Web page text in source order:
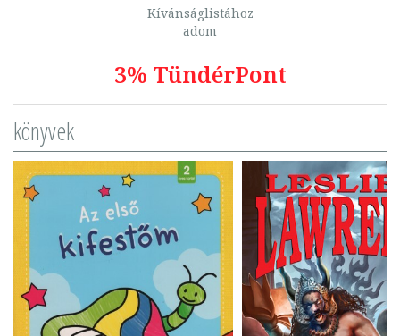
Kívánságlistához
adom
3% TündérPont
könyvek